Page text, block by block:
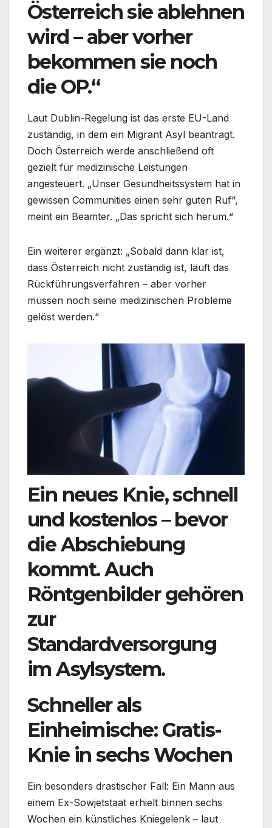
Österreich sie ablehnen
wird – aber vorher
bekommen sie noch
die OP.“
Laut Dublin-Regelung ist das erste EU-Land
zuständig, in dem ein Migrant Asyl beantragt.
Doch Österreich werde anschließend oft
gezielt für medizinische Leistungen
angesteuert. „Unser Gesundheitssystem hat in
gewissen Communities einen sehr guten Ruf“,
meint ein Beamter. „Das spricht sich herum.“
Ein weiterer ergänzt: „Sobald dann klar ist,
dass Österreich nicht zuständig ist, läuft das
Rückführungsverfahren – aber vorher
müssen noch seine medizinischen Probleme
gelöst werden.“
Ein neues Knie, schnell
und kostenlos – bevor
die Abschiebung
kommt. Auch
Röntgenbilder gehören
zur
Standardversorgung
im Asylsystem.
Schneller als
Einheimische: Gratis-
Knie in sechs Wochen
Ein besonders drastischer Fall: Ein Mann aus
einem Ex-Sowjetstaat erhielt binnen sechs
Wochen ein künstliches Kniegelenk – laut